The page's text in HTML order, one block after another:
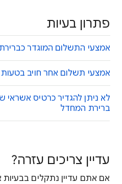
פתרון בעיות
אמצעי התשלום המוגדר
אמצעי תשלום אחר חויב בטעות
לא ניתן להגדיר כרטיס אשראי
ברירת המחדל
עדיין צריכים עזרה?
אם אתם עדיין נתקלים